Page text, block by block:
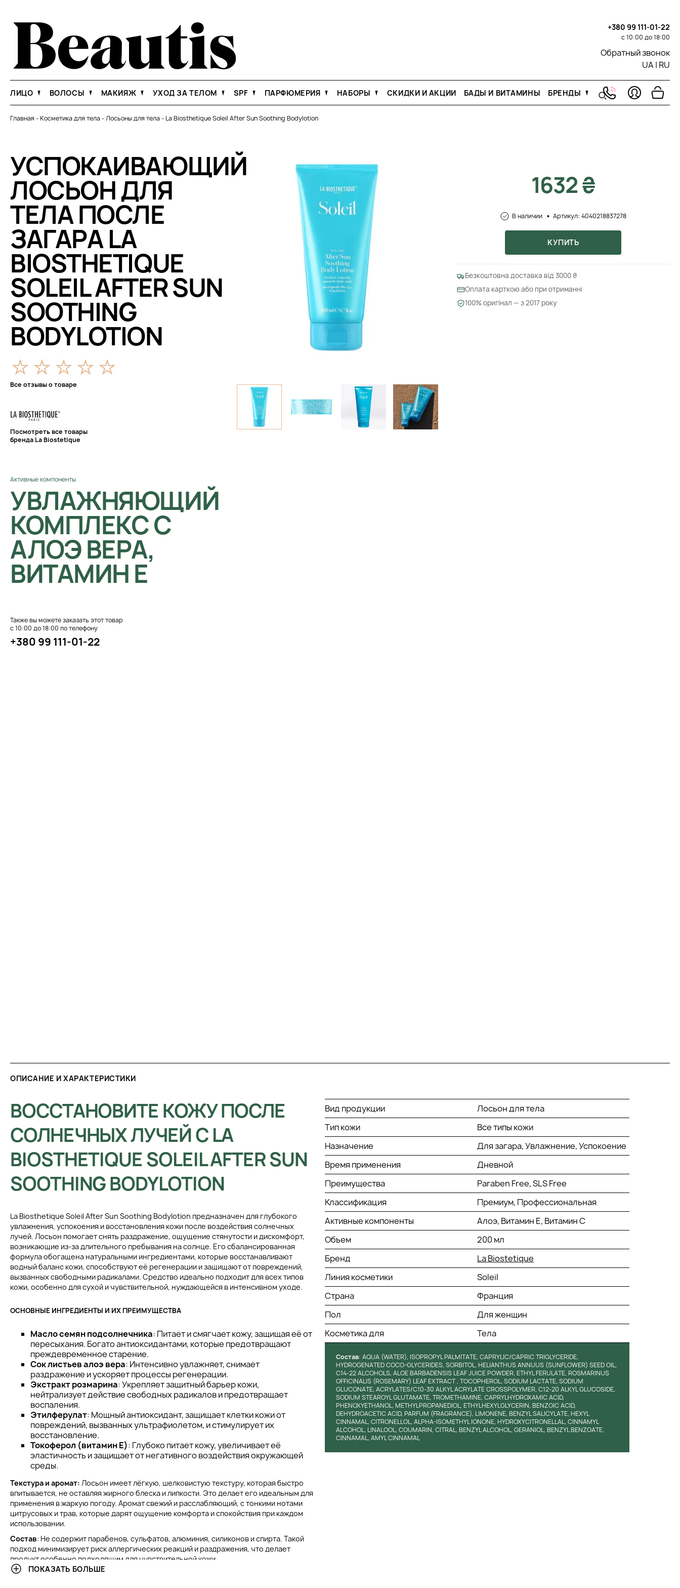
+380 99 111-01-22
с 10:00 до 18:00
Обратный звонок
UA | RU
ЛИЦО ВОЛОСЫ МАКИЯЖ УХОД ЗА ТЕЛОМ SPF ПАРФЮМЕРИЯ НАБОРЫ СКИДКИ И АКЦИИ БАДЫ И ВИТАМИНЫ БРЕНДЫ
Главная -Косметика для тела-Лосьоны для тела- La Biosthetique Soleil After Sun Soothing Bodylotion
УСПОКАИВАЮЩИЙ
ЛОСЬОН ДЛЯ
ТЕЛА ПОСЛЕ
ЗАГАРА LA
BIOSTHETIQUE
SOLEIL AFTER SUN
SOOTHING
BODYLOTION
Все отзывы о товаре
Посмотреть все товары
бренда La Biostetique
Активные компоненты
УВЛАЖНЯЮЩИЙ
КОМПЛЕКС С
АЛОЭ ВЕРА,
ВИТАМИН E
Также вы можете заказать этот товар
с 10:00 до 18:00 по телефону
+380 99 111-01-22
1632 ₴
В наличии Артикул: 4040218837278
КУПИТЬ
Безкоштовна доставка від 3000 ₴
Оплата карткою або при отриманні
100% оригінал — з 2017 року
ОПИСАНИЕ И ХАРАКТЕРИСТИКИ
ВОССТАНОВИТЕ КОЖУ ПОСЛЕ
СОЛНЕЧНЫХ ЛУЧЕЙ С LA
BIOSTHETIQUE SOLEIL AFTER SUN
SOOTHING BODYLOTION
La Biosthetique Soleil After Sun Soothing Bodylotion предназначен для глубокого
увлажнения, успокоения и восстановления кожи после воздействия солнечных
лучей. Лосьон помогает снять раздражение, ощущение стянутости и дискомфорт,
возникающие из-за длительного пребывания на солнце. Его сбалансированная
формула обогащена натуральными ингредиентами, которые восстанавливают
водный баланс кожи, способствуют её регенерации и защищают от повреждений,
вызванных свободными радикалами. Средство идеально подходит для всех типов
кожи, особенно для сухой и чувствительной, нуждающейся в интенсивном уходе.
ОСНОВНЫЕ ИНГРЕДИЕНТЫ И ИХ ПРЕИМУЩЕСТВА
Масло семян подсолнечника: Питает и смягчает кожу, защищая её от
пересыхания. Богато антиоксидантами, которые предотвращают
преждевременное старение.
Сок листьев алоэ вера: Интенсивно увлажняет, снимает
раздражение и ускоряет процессы регенерации.
Экстракт розмарина: Укрепляет защитный барьер кожи,
нейтрализует действие свободных радикалов и предотвращает
воспаления.
Этилферулат: Мощный антиоксидант, защищает клетки кожи от
повреждений, вызванных ультрафиолетом, и стимулирует их
восстановление.
Токоферол (витамин E): Глубоко питает кожу, увеличивает её
эластичность и защищает от негативного воздействия окружающей
среды.
Текстура и аромат: Лосьон имеет лёгкую, шелковистую текстуру, которая быстро
впитывается, не оставляя жирного блеска и липкости. Это делает его идеальным для
применения в жаркую погоду. Аромат свежий и расслабляющий, с тонкими нотами
цитрусовых и трав, которые дарят ощущение комфорта и спокойствия при каждом
использовании.
Состав: Не содержит парабенов, сульфатов, алюминия, силиконов и спирта. Такой
подход минимизирует риск аллергических реакций и раздражения, что делает
продукт особенно подходящим для чувствительной кожи.
ПОКАЗАТЬ БОЛЬШЕ
Вид продукции
Лосьон для тела
Тип кожи
Все типы кожи
Назначение
Для загара, Увлажнение, Успокоение
Время применения
Дневной
Преимущества
Paraben Free, SLS Free
Классификация
Премиум, Профессиональная
Активные компоненты
Алоэ, Витамин Е, Витамин С
Объем
200 мл
Бренд
La Biostetique
Линия косметики
Soleil
Страна
Франция
Пол
Для женщин
Косметика для
Тела
Состав: AQUA (WATER), ISOPROPYL PALMITATE, CAPRYLIC/CAPRIC TRIGLYCERIDE,
HYDROGENATED COCO-GLYCERIDES, SORBITOL, HELIANTHUS ANNUUS (SUNFLOWER) SEED OIL,
C14-22 ALCOHOLS, ALOE BARBADENSIS LEAF JUICE POWDER, ETHYL FERULATE, ROSMARINUS
OFFICINALIS (ROSEMARY) LEAF EXTRACT , TOCOPHEROL, SODIUM LACTATE, SODIUM
GLUCONATE, ACRYLATES/C10-30 ALKYL ACRYLATE CROSSPOLYMER, C12-20 ALKYL GLUCOSIDE,
SODIUM STEAROYL GLUTAMATE, TROMETHAMINE, CAPRYLHYDROXAMIC ACID,
PHENOXYETHANOL, METHYLPROPANEDIOL, ETHYLHEXYLGLYCERIN, BENZOIC ACID,
DEHYDROACETIC ACID, PARFUM (FRAGRANCE), LIMONENE, BENZYL SALICYLATE, HEXYL
CINNAMAL, CITRONELLOL, ALPHA-ISOMETHYL IONONE, HYDROXYCITRONELLAL, CINNAMYL
ALCOHOL, LINALOOL, COUMARIN, CITRAL, BENZYL ALCOHOL, GERANIOL, BENZYL BENZOATE,
CINNAMAL, AMYL CINNAMAL